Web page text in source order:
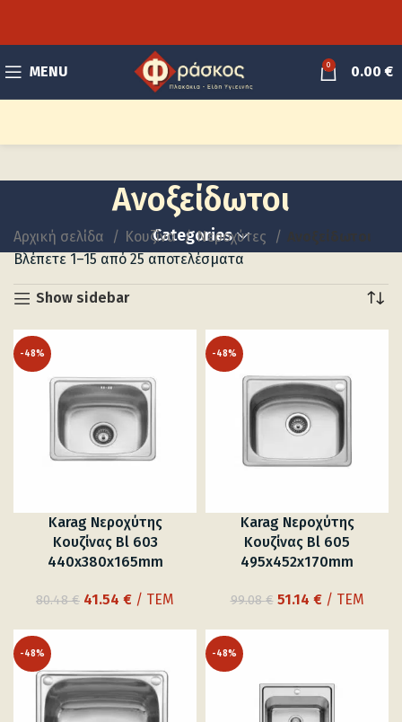
MENU 0 0.00€
Ανοξείδωτοι
Categories
Αρχική σελίδα Κουζίνα Νεροχύτες
Ανοξείδωτοι
Βλέπετε 1–15 από 25 αποτελέσματα
Show sidebar
-48%
Karag Νεροχύτης
Κουζίνας Bl 603
440x380x165mm
80.48€ Original
41.54 €Η
41.54 €.
/ ΤΕΜ
-48%
Karag Νεροχύτης
Κουζίνας Bl 605
495x452x170mm
99.08€ Original
51.14 €Η
/ ΤΕΜ
-48% -48%